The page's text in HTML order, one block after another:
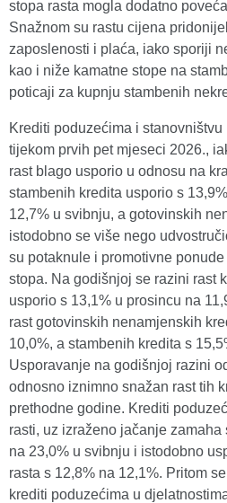
stopa rasta mogla dodatno
Snažnom su rastu cijena
zaposlenosti i plaća, iako sporiji
kao i niže kamatne stope na
poticaji za kupnju stambenih
Krediti poduzećima i
tijekom prvih pet mjeseci 2026.,
rast blago usporio u odnosu na
stambenih kredita usporio s
12,7% u svibnju, a gotovinskih
istodobno se više nego
su potaknule i promotivne
stopa. Na godišnjoj se razini rast
usporio s 13,1% u prosincu na
rast gotovinskih nenamjenskih
10,0%, a stambenih kredita s
Usporavanje na godišnjoj razini
odnosno iznimno snažan rast tih
prethodne godine. Krediti
rasti, uz izraženo jačanje zamaha
na 23,0% u svibnju i istodobno
rasta s 12,8% na 12,1%. Pritom
krediti poduzećima u